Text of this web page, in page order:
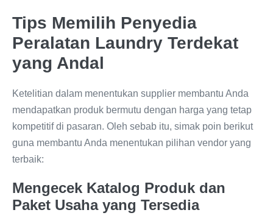
Tips Memilih Penyedia
Peralatan Laundry Terdekat
yang Andal
Ketelitian dalam menentukan supplier membantu Anda
mendapatkan produk bermutu dengan harga yang tetap
kompetitif di pasaran. Oleh sebab itu, simak poin berikut
guna membantu Anda menentukan pilihan vendor yang
terbaik:
Mengecek Katalog Produk dan
Paket Usaha yang Tersedia